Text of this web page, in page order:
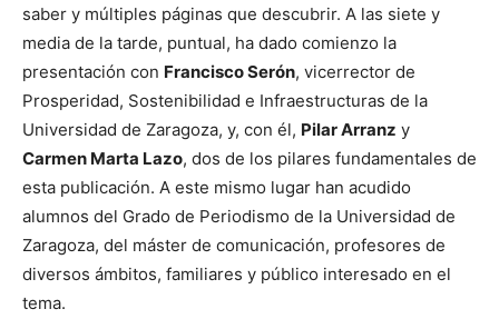
saber y múltiples páginas que descubrir. A las siete y
media de la tarde, puntual, ha dado comienzo la
presentación con Francisco Serón, vicerrector de
Prosperidad, Sostenibilidad e Infraestructuras de la
Universidad de Zaragoza, y, con él, Pilar Arranz y
Carmen Marta Lazo, dos de los pilares fundamentales de
esta publicación. A este mismo lugar han acudido
alumnos del Grado de Periodismo de la Universidad de
Zaragoza, del máster de comunicación, profesores de
diversos ámbitos, familiares y público interesado en el
tema.